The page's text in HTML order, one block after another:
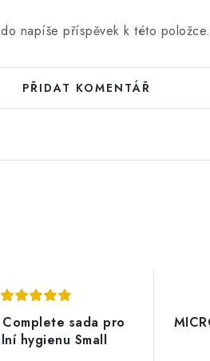
napíše příspěvek k této položce.
PŘIDAT KOMENTÁŘ
sada pro
hygienu Small